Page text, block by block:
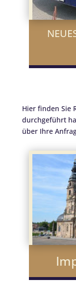
Hier finden Sie
durchgeführt
über Ihre